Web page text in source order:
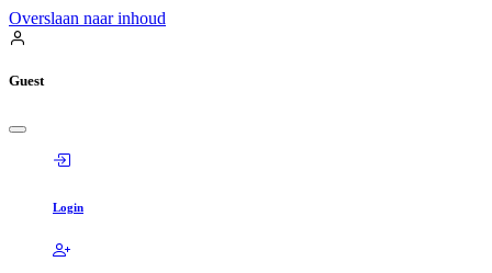
Overslaan naar inhoud
Guest
Login